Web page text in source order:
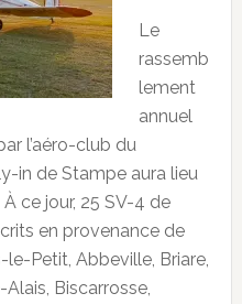
Le
rassemb
lement
annuel
l’aéro-club du
in de Stampe aura lieu
ce jour, 25 SV-4 de
en provenance de
le-Petit, Abbeville, Briare,
Biscarrosse,